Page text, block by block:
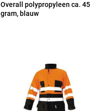
Overall polypropyleen ca. 45
gram, blauw